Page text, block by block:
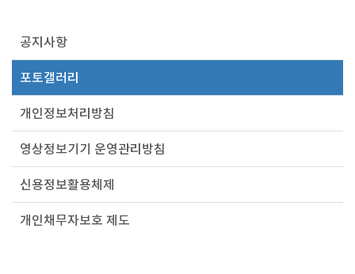
공지사항
포토갤러리
개인정보처리방침
영상정보기기 운영관리방침
신용정보활용체제
개인채무자보호 제도